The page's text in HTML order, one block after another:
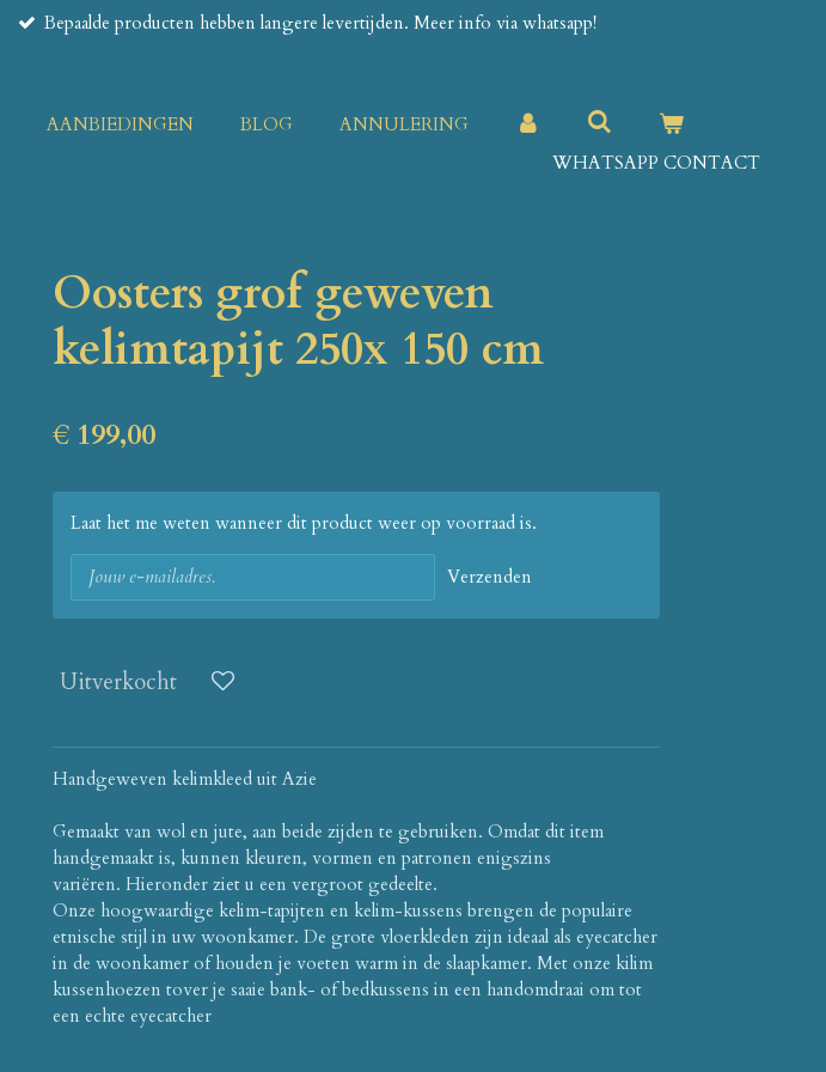
Bepaalde producten hebben langere levertijden. Meer info via whatsapp!
AANBIEDINGEN BLOG
ANNULERING
WHATSAPP CONTACT
Oosters grof geweven
kelimtapijt 250x 150 cm
€ 199,00
Laat het me weten wanneer dit product weer op voorraad is.
Verzenden
Uitverkocht
Handgeweven kelimkleed uit Azie
Gemaakt van wol en jute, aan beide zijden te gebruiken. Omdat dit item
handgemaakt is, kunnen kleuren, vormen en patronen enigszins
variëren. Hieronder ziet u een vergroot gedeelte.
Onze hoogwaardige kelim-tapijten en kelim-kussens brengen de populaire
etnische stijl in uw woonkamer. De grote vloerkleden zijn ideaal als eyecatcher
in de woonkamer of houden je voeten warm in de slaapkamer. Met onze kilim
kussenhoezen tover je saaie bank- of bedkussens in een handomdraai om tot
een echte eyecatcher